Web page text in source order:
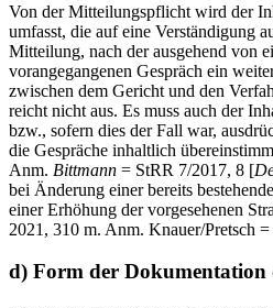
Von der Mitteilungspflicht wird der
umfasst, die auf eine Verständigung
Mitteilung, nach der ausgehend von
vorangegangenen Gespräch ein
zwischen dem Gericht und den
reicht nicht aus. Es muss auch der
bzw., sofern dies der Fall war,
die Gespräche inhaltlich
Anm. Bittmann = StRR 7/2017, 8 [
bei Änderung einer bereits
einer Erhöhung der vorgesehenen
2021, 310 m. Anm. Knauer/Pretsch
d) Form der